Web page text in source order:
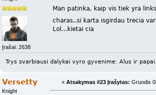
Įrašai: 2638
Man patinka, kaip vis tiek yra
charas..si karta isgirdau trecia
Lol...kietai cia
Trys svarbiausi dalykai vyro gyvenime: Alus ir
Versetty
Knight
« Atsakymas #23 Įrašytas: Gruodis